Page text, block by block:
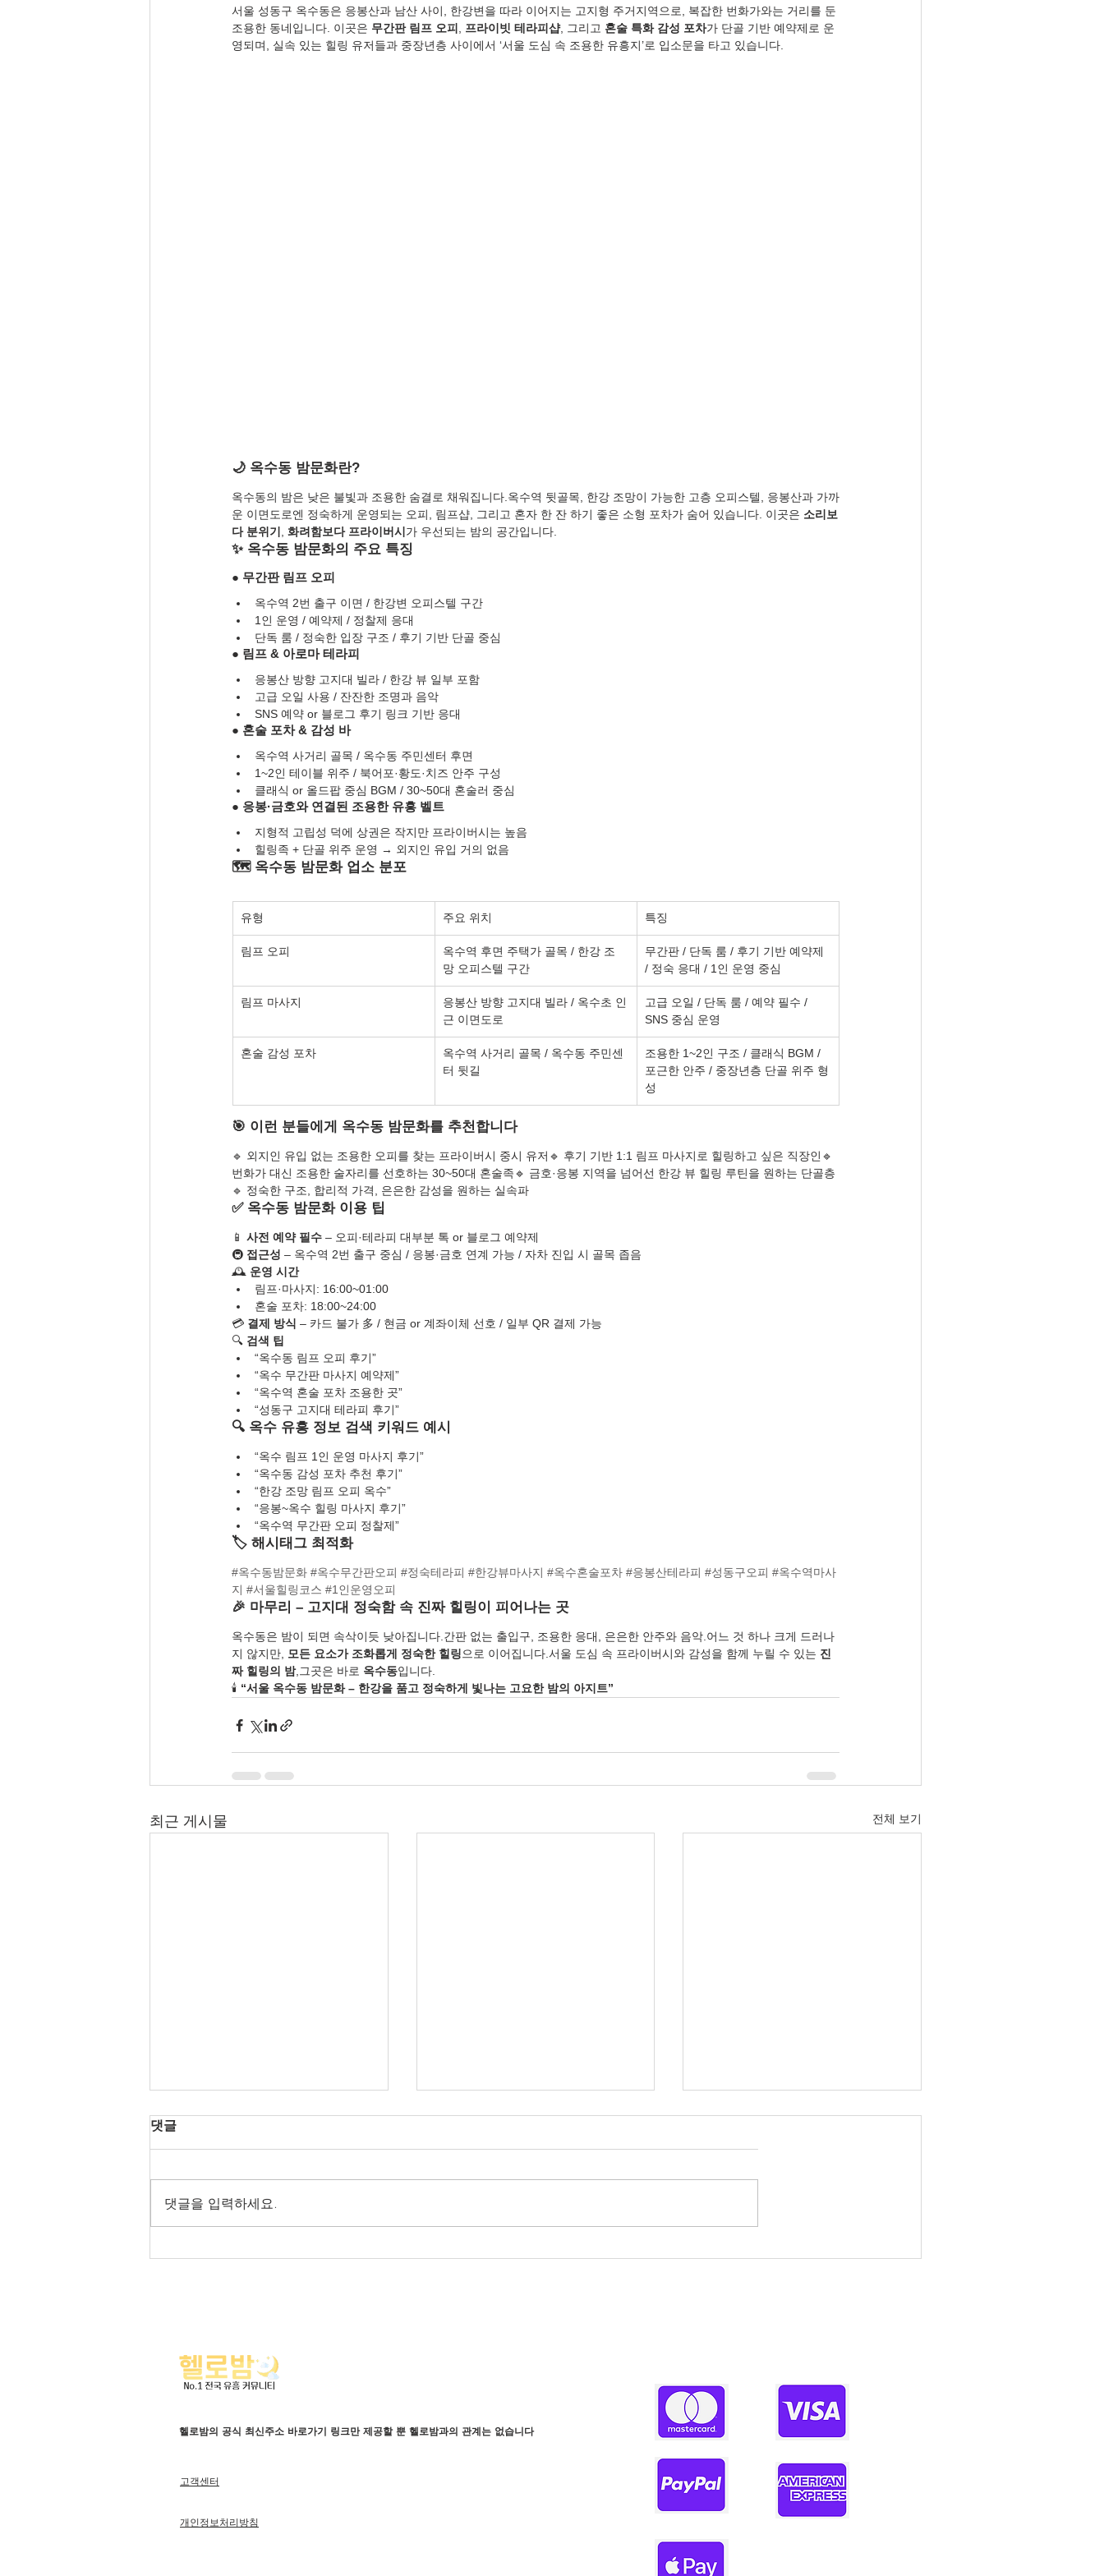
서울 성동구 옥수동은 응봉산과 남산 사이, 한강변을 따라 이어지는 고지형 주거지역으로, 복잡한 번화가와는 거리를 둔
조용한 동네입니다. 이곳은 무간판 림프 오피 프라이빗 테라피샵, 그리고 혼술 특화 감성 포차가 단골 기반 예약제로 운
영되며, 실속 있는 힐링 유저들과 중장년층 사이에서 ‘서울 도심 속 조용한 유흥지’로 입소문을 타고 있습니다.
🌙 옥수동 밤문화란?
옥수동의 밤은 낮은 불빛과 조용한 숨결로 채워집니다.옥수역 뒷골목, 한강 조망이 가능한 고층 오피스텔, 응봉산과 가까
운 이면도로엔 정숙하게 운영되는 오피, 림프샵, 그리고 혼자 한 잔 하기 좋은 소형 포차가 숨어 있습니다. 이곳은 소리보
다 분위기 , 화려함보다 프라이버시 가 우선되는 밤의 공간입니다.
✨ 옥수동 밤문화의 주요 특징
● 무간판 림프 오피
옥수역 2번 출구 이면 / 한강변 오피스텔 구간
1인 운영 / 예약제 / 정찰제 응대
단독 룸 / 정숙한 입장 구조 / 후기 기반 단골 중심
● 림프 & 아로마 테라피
응봉산 방향 고지대 빌라 / 한강 뷰 일부 포함
고급 오일 사용 / 잔잔한 조명과 음악
SNS 예약 or 블로그 후기 링크 기반 응대
● 혼술 포차 & 감성 바
옥수역 사거리 골목 / 옥수동 주민센터 후면
1~2인 테이블 위주 / 북어포·황도·치즈 안주 구성
클래식 or 올드팝 중심 BGM / 30~50대 혼술러 중심
● 응봉·금호와 연결된 조용한 유흥 벨트
지형적 고립성 덕에 상권은 작지만 프라이버시는 높음
힐링족 + 단골 위주 운영 → 외지인 유입 거의 없음
🗺️ 옥수동 밤문화 업소 분포
유형 주요 위치 특징
림프 오피
옥수역 후면 주택가 골목 / 한강 조
망 오피스텔 구간
무간판 / 단독 룸 / 후기 기반 예약제
/ 정숙 응대 / 1인 운영 중심
림프 마사지
응봉산 방향 고지대 빌라 / 옥수초 인
근 이면도로
고급 오일 / 단독 룸 / 예약 필수 /
SNS 중심 운영
혼술 감성 포차
옥수역 사거리 골목 / 옥수동 주민센
터 뒷길
조용한 1~2인 구조 / 클래식 BGM /
포근한 안주 / 중장년층 단골 위주 형
성
🎯 이런 분들에게 옥수동 밤문화를 추천합니다
🔹 외지인 유입 없는 조용한 오피를 찾는 프라이버시 중시 유저🔹 후기 기반 1:1 림프 마사지로 힐링하고 싶은 직장인🔹
번화가 대신 조용한 술자리를 선호하는 30~50대 혼술족🔹 금호·응봉 지역을 넘어선 한강 뷰 힐링 루틴을 원하는 단골층
🔹 정숙한 구조, 합리적 가격, 은은한 감성을 원하는 실속파
✅ 옥수동 밤문화 이용 팁
📱 사전 예약 필수 – 오피·테라피 대부분 톡 or 블로그 예약제
🚇 접근성 – 옥수역 2번 출구 중심 / 응봉·금호 연계 가능 / 자차 진입 시 골목 좁음
🕰️ 운영 시간
림프·마사지: 16:00~01:00
혼술 포차: 18:00~24:00
💳 결제 방식 – 카드 불가 多 / 현금 or 계좌이체 선호 / 일부 QR 결제 가능
🔍 검색 팁
“옥수동 림프 오피 후기”
“옥수 무간판 마사지 예약제”
“옥수역 혼술 포차 조용한 곳”
“성동구 고지대 테라피 후기”
🔍 옥수 유흥 정보 검색 키워드 예시
“옥수 림프 1인 운영 마사지 후기”
“옥수동 감성 포차 추천 후기”
“한강 조망 림프 오피 옥수”
“응봉~옥수 힐링 마사지 후기”
“옥수역 무간판 오피 정찰제”
🏷️ 해시태그 최적화
#옥수동밤문화 #옥수무간판오피 #정숙테라피 #한강뷰마사지 #옥수혼술포차 #응봉산테라피 #성동구오피 #옥수역마사
지 #서울힐링코스 #1인운영오피
🎉 마무리 – 고지대 정숙함 속 진짜 힐링이 피어나는 곳
옥수동은 밤이 되면 속삭이듯 낮아집니다.간판 없는 출입구, 조용한 응대, 은은한 안주와 음악.어느 것 하나 크게 드러나
지 않지만, 모든 요소가 조화롭게 정숙한 힐링으로 이어집니다.서울 도심 속 프라이버시와 감성을 함께 누릴 수 있는 진
짜 힐링의 밤,그곳은 바로 옥수동입니다.
🕯️ “서울 옥수동 밤문화 – 한강을 품고 정숙하게 빛나는 고요한 밤의 아지트”
최근 게시물 전체 보기
헬로밤 전국 오피가이드
댓글
댓글을 입력하세요.
헬로밤의 공식 최신주소 바로가기 링크만 제공할 뿐 헬로밤과의 관계는 없습니다
고객센터
개인정보처리방침